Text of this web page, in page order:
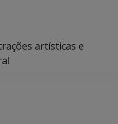
artísticas e